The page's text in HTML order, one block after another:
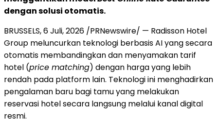
dengan solusi otomatis.
BRUSSELS,6 Juli, 2026 /PRNewswire/ — Radisson Hotel
Group meluncurkan teknologi berbasis AI yang secara
otomatis membandingkan dan menyamakan tarif
hotel (price matching) dengan harga yang lebih
rendah pada platform lain. Teknologi ini menghadirkan
pengalaman baru bagi tamu yang melakukan
reservasi hotel secara langsung melalui kanal digital
resmi.